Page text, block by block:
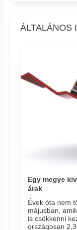
ÁLTALÁNOS
Egy megye
árak
Évek óta nem
májusban,
is csökkenni
országosan